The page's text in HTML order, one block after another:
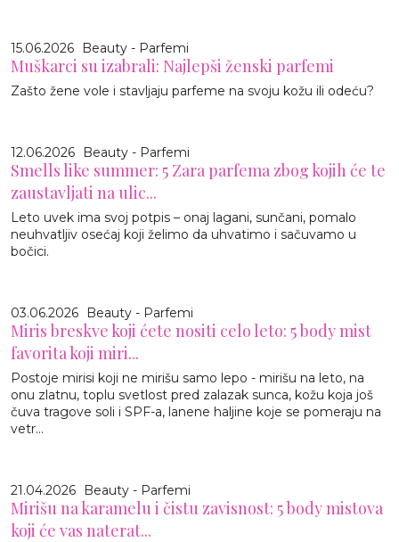
15.06.2026 Beauty - Parfemi
Muškarci su izabrali: Najlepši ženski parfemi
Zašto žene vole i stavljaju parfeme na svoju kožu ili odeću?
12.06.2026 Beauty - Parfemi
Smells like summer: 5 Zara parfema zbog kojih će te
zaustavljati na ulic...
Leto uvek ima svoj potpis – onaj lagani, sunčani, pomalo
neuhvatljiv osećaj koji želimo da uhvatimo i sačuvamo u
bočici.
03.06.2026 Beauty - Parfemi
Miris breskve koji ćete nositi celo leto: 5 body mist
favorita koji miri...
Postoje mirisi koji ne mirišu samo lepo - mirišu na leto, na
onu zlatnu, toplu svetlost pred zalazak sunca, kožu koja još
čuva tragove soli i SPF-a, lanene haljine koje se pomeraju na
vetr...
21.04.2026 Beauty - Parfemi
Mirišu na karamelu i čistu zavisnost: 5 body mistova
koji će vas naterat...